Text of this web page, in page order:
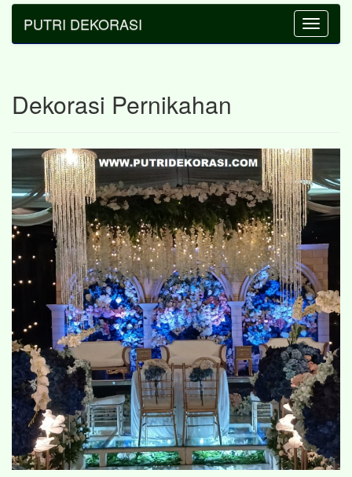
Toggle
PUTRI DEKORASI
Dekorasi Pernikahan